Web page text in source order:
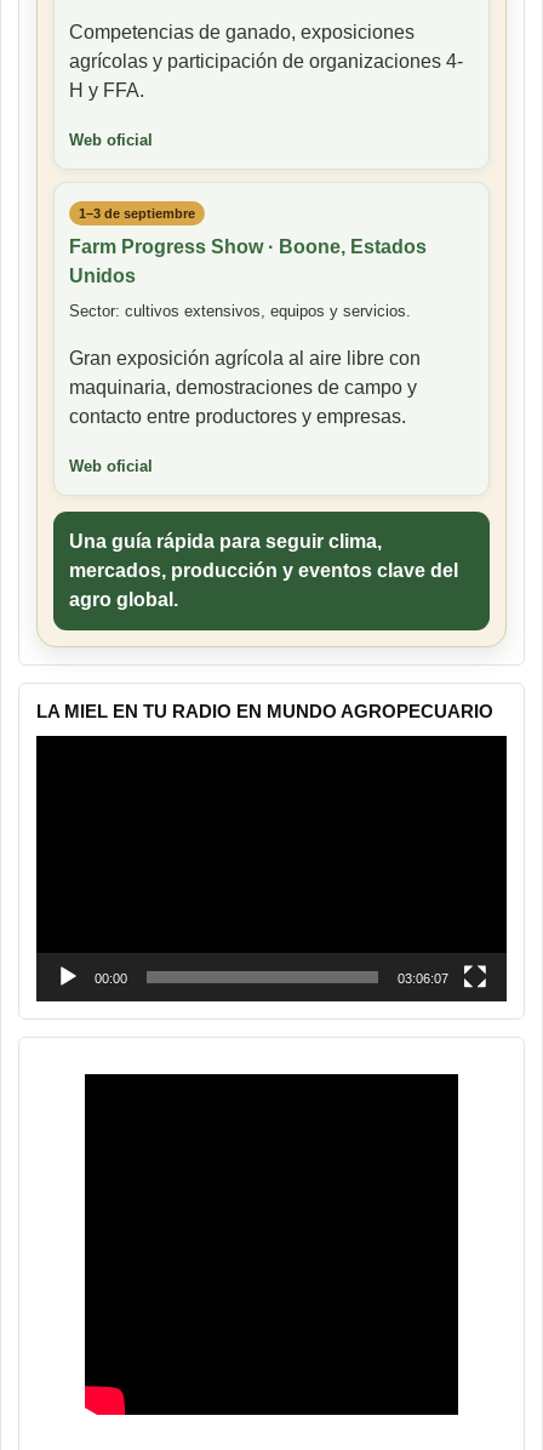
Competencias de ganado, exposiciones
agrícolas y participación de organizaciones 4-
H y FFA.
Web oficial
1–3 de septiembre
Farm Progress Show · Boone, Estados
Unidos
Sector: cultivos extensivos, equipos y servicios.
Gran exposición agrícola al aire libre con
maquinaria, demostraciones de campo y
contacto entre productores y empresas.
Web oficial
Una guía rápida para seguir clima,
mercados, producción y eventos clave del
agro global.
LA MIEL EN TU RADIO EN MUNDO AGROPECUARIO
00:00 03:06:07